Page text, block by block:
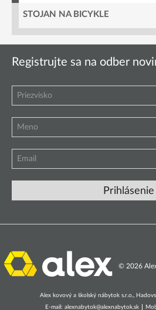
STOJAN NA BICYKLE
Registrujte sa na odber
© 2026
Alex kovový a školský nábytok s.r.o.,
E-mail: alexnabytok@alexnabytok.sk